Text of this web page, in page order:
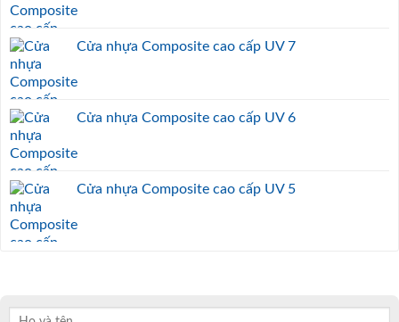
Cửa nhựa Composite cao cấp UV 7
Cửa nhựa Composite cao cấp UV 6
Cửa nhựa Composite cao cấp UV 5